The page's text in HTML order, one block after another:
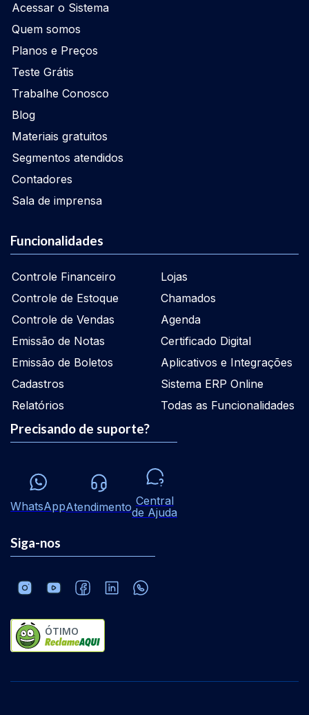
Acessar o Sistema
Quem somos
Planos e Preços
Teste Grátis
Trabalhe Conosco
Blog
Materiais gratuitos
Segmentos atendidos
Contadores
Sala de imprensa
Funcionalidades
Controle Financeiro
Controle de Estoque
Controle de Vendas
Emissão de Notas
Emissão de Boletos
Cadastros
Relatórios
Lojas
Chamados
Agenda
Certificado Digital
Aplicativos e Integrações
Sistema ERP Online
Todas as Funcionalidades
Precisando de suporte?
WhatsAppAtendimento Central
de Ajuda
Siga-nos
ÓTIMO